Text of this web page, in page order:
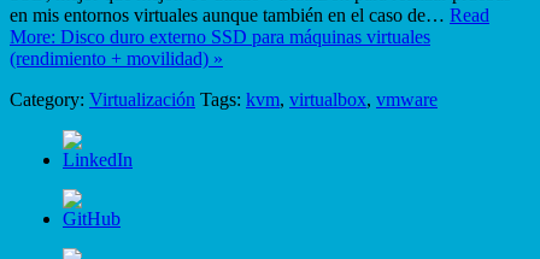
en mis entornos virtuales aunque también en el caso de… Read
More: Disco duro externo SSD para máquinas virtuales
(rendimiento + movilidad) »
Category: Virtualización Tags: kvm, virtualbox, vmware